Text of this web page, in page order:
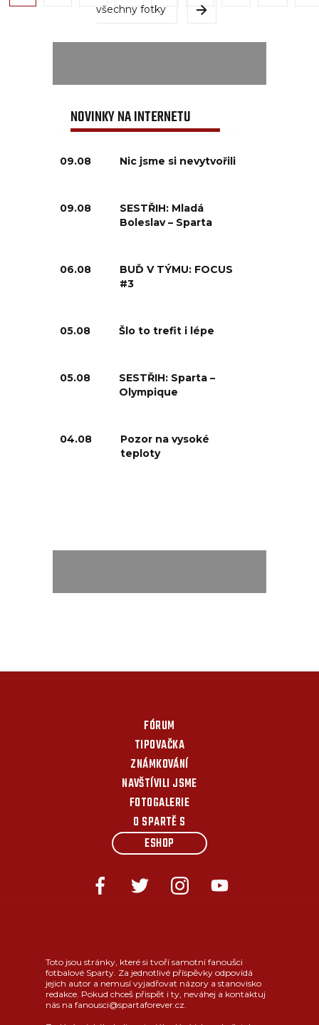
všechny fotky
NOVINKY NA INTERNETU
09.08 Nic jsme si nevytvořili
09.08
SESTŘIH: Mladá
Boleslav – Sparta
06.08
BUĎ V TÝMU: FOCUS
#3
05.08 Šlo to trefit i lépe
05.08
SESTŘIH: Sparta –
Olympique
04.08
Pozor na vysoké
teploty
FÓRUM
TIPOVAČKA
ZNÁMKOVÁNÍ
NAVŠTÍVILI JSME
FOTOGALERIE
O SPARTĚ S
ESHOP
Toto jsou stránky, které si tvoří samotní fanoušci
fotbalové Sparty. Za jednotlivé příspěvky odpovídá
jejich autor a nemusí vyjadřovat názory a stanovisko
redakce. Pokud chceš přispět i ty, neváhej a kontaktuj
nás na fanousci@spartaforever.cz.